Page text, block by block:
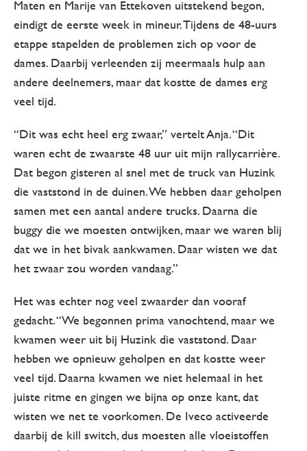
Maten en Marije van Ettekoven uitstekend begon,
eindigt de eerste week in mineur. Tijdens de 48-uurs
etappe stapelden de problemen zich op voor de
dames. Daarbij verleenden zij meermaals hulp aan
andere deelnemers, maar dat kostte de dames erg
veel tijd.
“Dit was echt heel erg zwaar,” vertelt Anja. “Dit
waren echt de zwaarste 48 uur uit mijn rallycarrière.
Dat begon gisteren al snel met de truck van Huzink
die vaststond in de duinen. We hebben daar geholpen
samen met een aantal andere trucks. Daarna die
buggy die we moesten ontwijken, maar we waren blij
dat we in het bivak aankwamen. Daar wisten we dat
het zwaar zou worden vandaag.”
Het was echter nog veel zwaarder dan vooraf
gedacht. “We begonnen prima vanochtend, maar we
kwamen weer uit bij Huzink die vaststond. Daar
hebben we opnieuw geholpen en dat kostte weer
veel tijd. Daarna kwamen we niet helemaal in het
juiste ritme en gingen we bijna op onze kant, dat
wisten we net te voorkomen. De Iveco activeerde
daarbij de kill switch, dus moesten alle vloeistoffen